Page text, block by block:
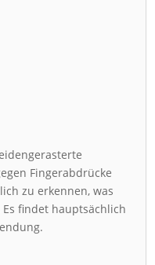
Fingerabdrücke
zu erkennen, was
findet hauptsächlich